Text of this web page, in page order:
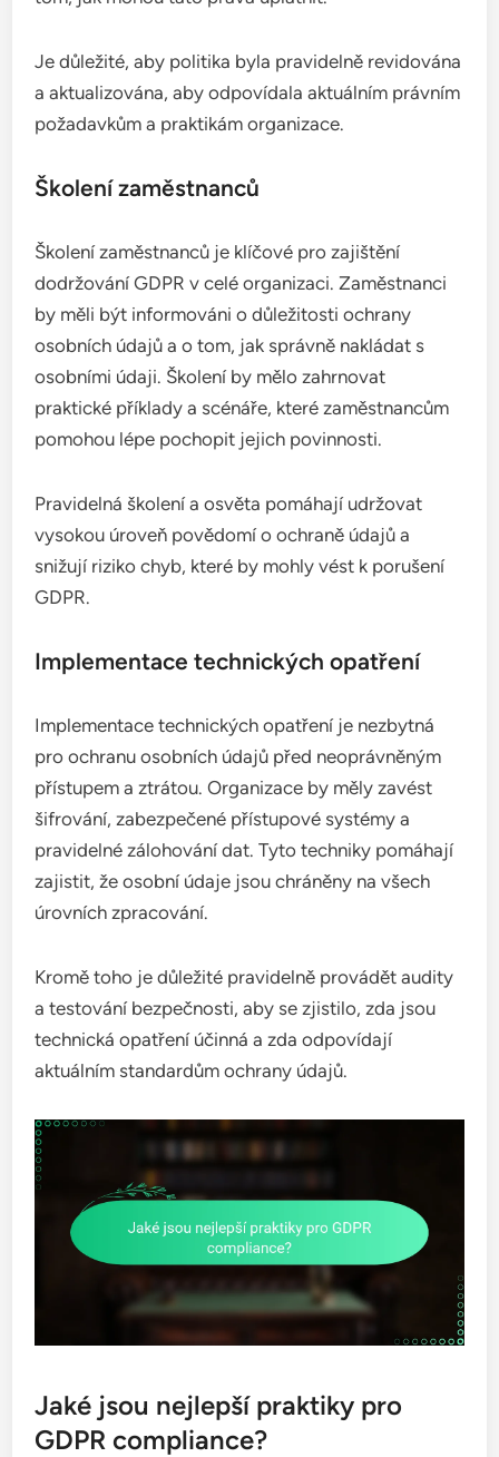
Je důležité, aby politika byla pravidelně revidována
a aktualizována, aby odpovídala aktuálním právním
požadavkům a praktikám organizace.
Školení zaměstnanců
Školení zaměstnanců je klíčové pro zajištění
dodržování GDPR v celé organizaci. Zaměstnanci
by měli být informováni o důležitosti ochrany
osobních údajů a o tom, jak správně nakládat s
osobními údaji. Školení by mělo zahrnovat
praktické příklady a scénáře, které zaměstnancům
pomohou lépe pochopit jejich povinnosti.
Pravidelná školení a osvěta pomáhají udržovat
vysokou úroveň povědomí o ochraně údajů a
snižují riziko chyb, které by mohly vést k porušení
GDPR.
Implementace technických opatření
Implementace technických opatření je nezbytná
pro ochranu osobních údajů před neoprávněným
přístupem a ztrátou. Organizace by měly zavést
šifrování, zabezpečené přístupové systémy a
pravidelné zálohování dat. Tyto techniky pomáhají
zajistit, že osobní údaje jsou chráněny na všech
úrovních zpracování.
Kromě toho je důležité pravidelně provádět audity
a testování bezpečnosti, aby se zjistilo, zda jsou
technická opatření účinná a zda odpovídají
aktuálním standardům ochrany údajů.
Jaké jsou nejlepší praktiky pro
GDPR compliance?